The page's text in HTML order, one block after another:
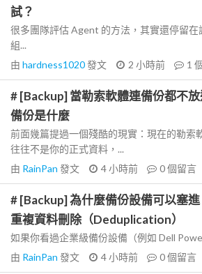
試？
很多團隊評估 Agent 的方法，其實還停留
組...
由 hardness1020發文 2 小時前 1
# [Backup] 當勒索軟體連備份都不
備份是什麼
前面幾篇提過一個殘酷的現實：現在的勒索
往往不是你的正式資料，...
由 RainPan 發文 4 小時前 0個留言
# [Backup] 為什麼備份設備可以塞
重複資料刪除（Deduplication）
如果你看過企業級備份設備（例如 Dell
由 RainPan 發文 4 小時前 0個留言